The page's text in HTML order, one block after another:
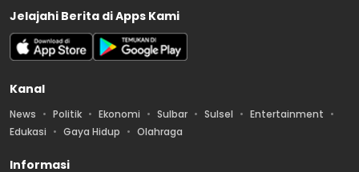
Jelajahi Berita di Apps Kami
Kanal
News Politik Ekonomi Sulbar Sulsel
Entertainment
Edukasi
Gaya Hidup Olahraga
Informasi